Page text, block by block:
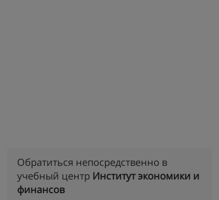
Обратиться непосредственно в
учебный центр Институт экономики и
финансов